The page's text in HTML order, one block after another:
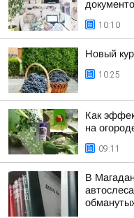
10:10
Новый
10:25
Как
на
09:11
В